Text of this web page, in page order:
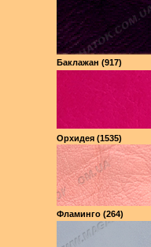
Баклажан (917)
Орхидея (1535)
Фламинго (264)